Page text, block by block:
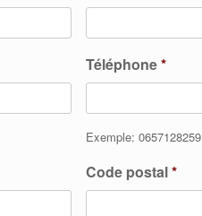
Téléphone*
Exemple: 0657128259
Code postal*